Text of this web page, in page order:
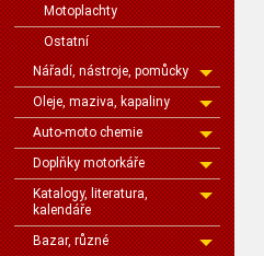
Motoplachty
Ostatní
Nářadí, nástroje, pomůcky
Oleje, maziva, kapaliny
Auto-moto chemie
Doplňky motorkáře
Katalogy, literatura,
kalendáře
Bazar, různé